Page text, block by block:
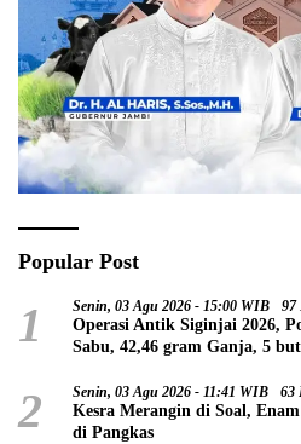
Popular Post
1 Senin, 03 Agu 2026 - 15:00 WIB 97
Operasi Antik Siginjai 2026,
Sabu, 42,46 gram Ganja, 5
2 Senin, 03 Agu 2026 - 11:41 WIB 63
Kesra Merangin di Soal,
di Pangkas